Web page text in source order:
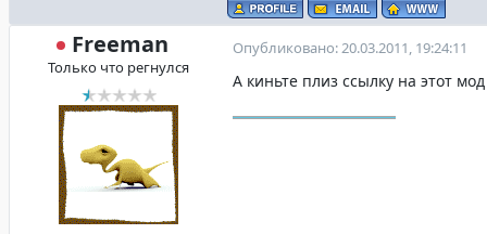
Freeman
Только что регнулся
Опубликовано: 20.03.2011, 19:24:11
А киньте плиз ссылку на этот